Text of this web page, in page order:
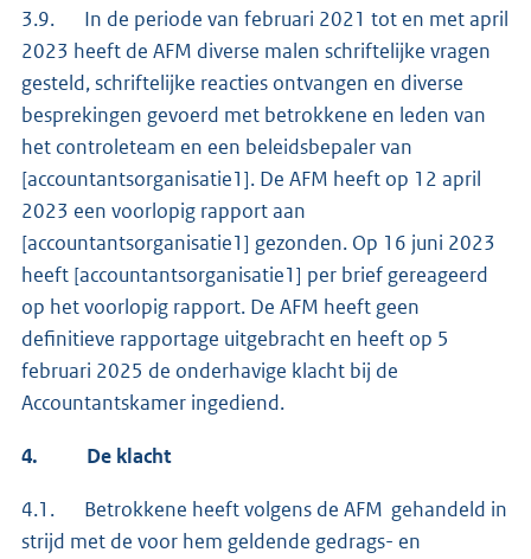
3.9. In de periode van februari 2021 tot en met april
2023 heeft de AFM diverse malen schriftelijke vragen
gesteld, schriftelijke reacties ontvangen en diverse
besprekingen gevoerd met betrokkene en leden van
het controleteam en een beleidsbepaler van
[accountantsorganisatie1]. De AFM heeft op 12 april
2023 een voorlopig rapport aan
[accountantsorganisatie1] gezonden. Op 16 juni 2023
heeft [accountantsorganisatie1] per brief gereageerd
op het voorlopig rapport. De AFM heeft geen
definitieve rapportage uitgebracht en heeft op 5
februari 2025 de onderhavige klacht bij de
Accountantskamer ingediend.
4. De klacht
4.1. Betrokkene heeft volgens de AFM gehandeld in
strijd met de voor hem geldende gedrags- en